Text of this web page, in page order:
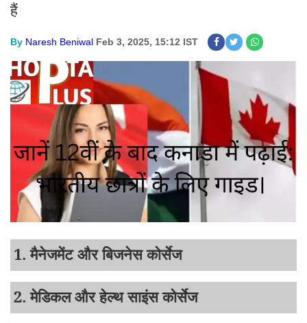
हैं
By Naresh Beniwal Feb 3, 2025, 15:12 IST
1. मैनेजमेंट और बिजनेस कोर्सेज
2. मेडिकल और हेल्थ साइंस कोर्सेज